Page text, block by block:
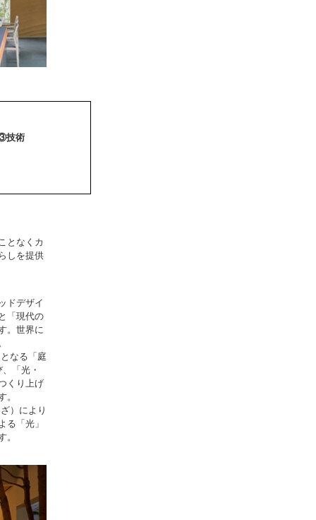
技術
となくカ
しを提供
ドデザイ
「現代の
。世界に
なる「庭
「光・
くり上げ
。
）により
る「光」
。